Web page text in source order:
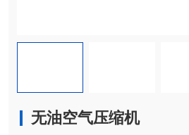
无油空气压缩机